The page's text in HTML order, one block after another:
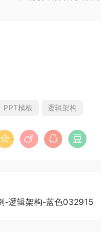
PPT模板 逻辑架构
-逻辑架构-蓝色032915